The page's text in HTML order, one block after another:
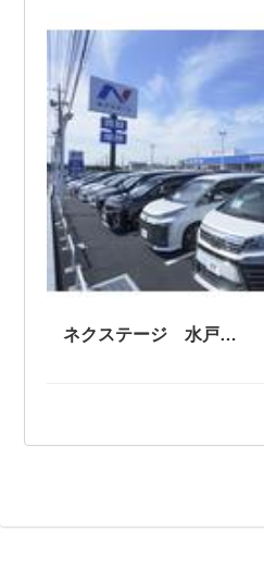
ネクステージ 水戸南店